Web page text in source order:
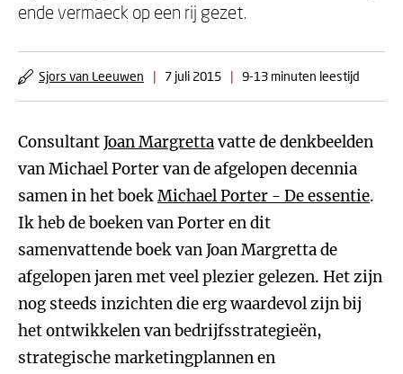
ende vermaeck op een rij gezet.
Sjors van Leeuwen | 7 juli 2015 | 9-13 minuten leestijd
ConsultantJoan Margrettavatte de denkbeelden
van Michael Porter van de afgelopen decennia
samen in het boekMichael Porter - De essentie.
Ik heb de boeken van Porter en dit
samenvattende boek van Joan Margretta de
afgelopen jaren met veel plezier gelezen. Het zijn
nog steeds inzichten die erg waardevol zijn bij
het ontwikkelen van bedrijfsstrategieën,
strategische marketingplannen en